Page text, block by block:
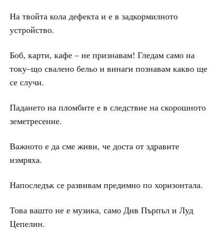
На твойта кола дефекта и е в задкормилното
устройство.
Боб, карти, кафе – не признавам! Гледам само на
току–що свалено бельо и винаги познавам какво ще
се случи.
Падането на пломбите е в следствие на скорошното
земетресение.
Важното е да сме живи, че доста от здравите
измряха.
Напоследък се развивам предимно по хоризонтала.
Това вашто не е музика, само Див Пърпъл и Луд
Цепелин.